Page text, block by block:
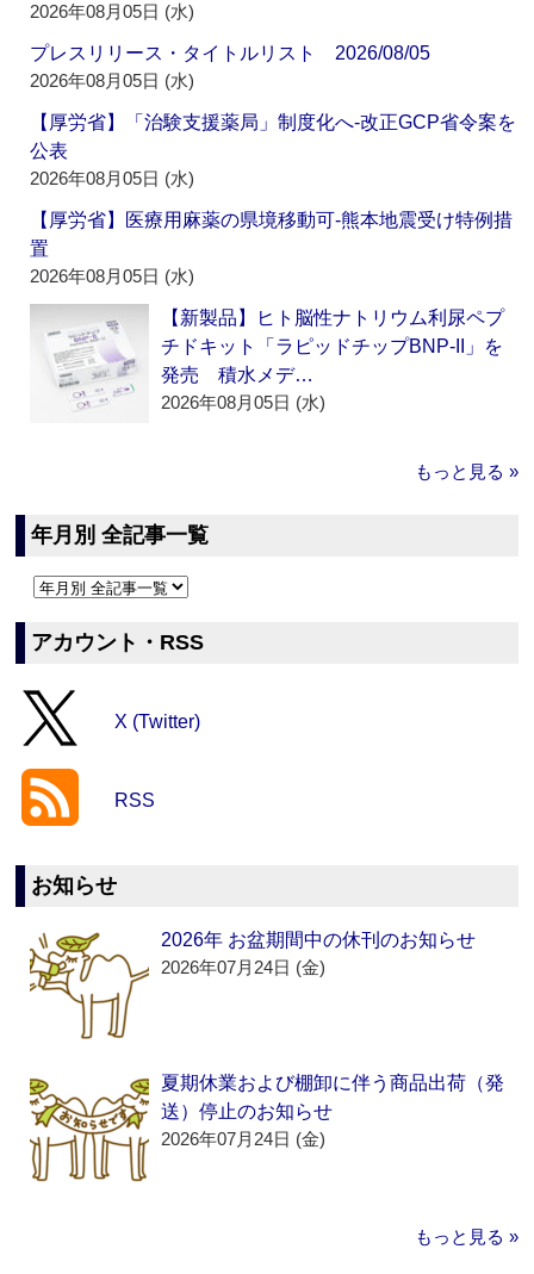
2026年08月05日 (水)
プレスリリース・タイトルリスト 2026/08/05
2026年08月05日 (水)
【厚労省】「治験支援薬局」制度化へ‐改正GCP省令案を
公表
2026年08月05日 (水)
【厚労省】医療用麻薬の県境移動可‐熊本地震受け特例措
置
2026年08月05日 (水)
【新製品】ヒト脳性ナトリウム利尿ペプ
チドキット「ラピッドチップBNP-II」を
発売 積水メデ…
2026年08月05日 (水)
もっと見る »
年月別 全記事一覧
アカウント・RSS
X (Twitter)
RSS
お知らせ
2026年 お盆期間中の休刊のお知らせ
2026年07月24日 (金)
夏期休業および棚卸に伴う商品出荷（発
送）停止のお知らせ
2026年07月24日 (金)
もっと見る »